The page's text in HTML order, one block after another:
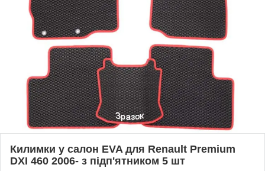
Килимки у салон EVA для Renault Premium
DXI 460 2006- з підп'ятником 5 шт